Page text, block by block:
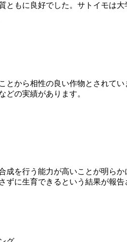
ともに良好でした。サトイモは
とから相性の良い作物とされて
どの実績があります。
成を行う能力が高いことが明ら
ずに生育できるという結果が報告